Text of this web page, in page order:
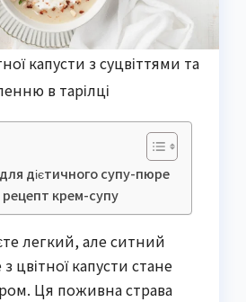
капусти з суцвіттями та
в тарілці
для дієтичного супу-пюре
крем-супу
легкий, але ситний
цвітної капусти стане
Ця поживна страва